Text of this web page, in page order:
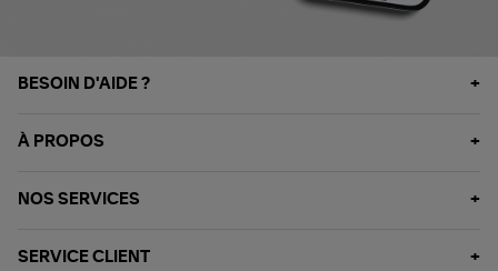
BESOIN D'AIDE ?
À PROPOS
NOS SERVICES
SERVICE CLIENT